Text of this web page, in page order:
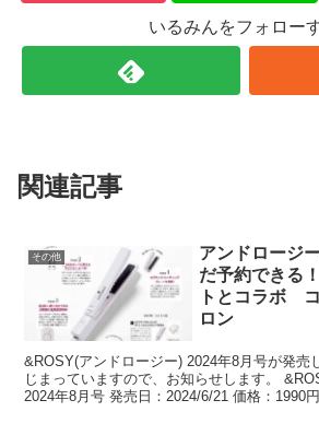
いるみんをフォロー
関連記事
その他
アンドロージ
だ予約できる
トとコラボ
ロン
&ROSY(アンドロージー) 2024年8月号が発売
じまっていますので、お知らせします。
2024年8月号 発売日：2024/6/21 価格：1990